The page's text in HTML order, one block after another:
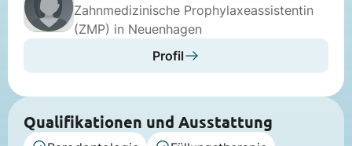
Zahnmedizinische Prophylaxeassistentin
(ZMP) in Neuenhagen
Profil
Qualifikationen und Ausstattung